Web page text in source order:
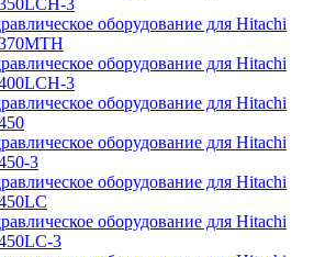
3
оборудование для Hitachi
оборудование для Hitachi
3
оборудование для Hitachi
оборудование для Hitachi
3
оборудование для Hitachi
оборудование для Hitachi
3